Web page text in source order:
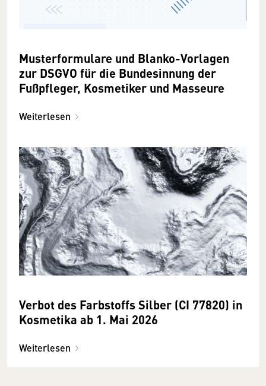
Musterformulare und Blanko-Vorlagen
zur DSGVO für die Bundesinnung der
Fußpfleger, Kosmetiker und Masseure
Weiterlesen
Verbot des Farbstoffs Silber (CI 77820) in
Kosmetika ab 1. Mai 2026
Weiterlesen